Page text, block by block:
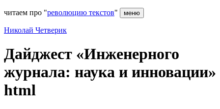
читаем про "революцию текстов" меню
Николай Четверик
Дайджест «Инженерного
журнала: наука и инновации»
html